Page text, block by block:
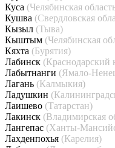
Куса (Челябинская
Кушва (Свердловская
Кызыл (Тыва)
Кыштым (Челябинская
Кяхта (Бурятия)
Лабинск (Краснодарский
Лабытнанги (Ямало-
Лагань (Калмыкия)
Ладушкин
Лаишево (Татарстан)
Лакинск (Владимирская
Лангепас (Ханты-
Лахденпохья (Карелия)